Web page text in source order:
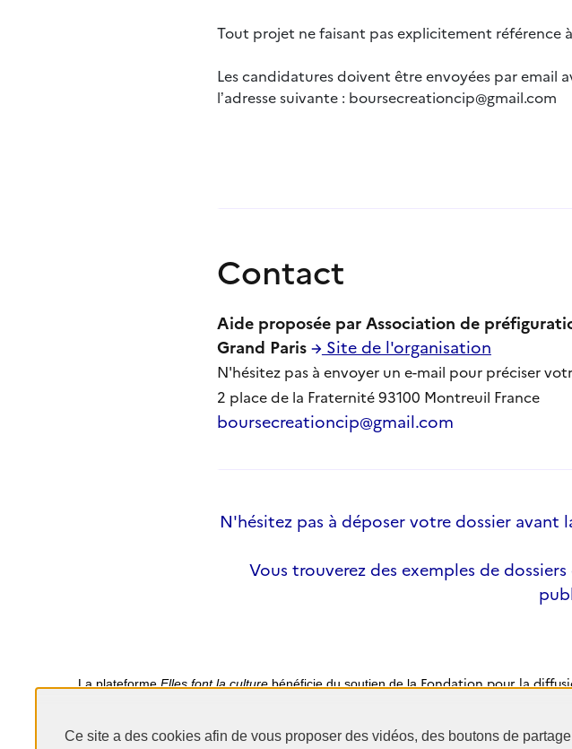
Tout projet ne faisant pas explicitement référence
Les candidatures doivent être envoyées par email
l’adresse suivante : boursecreationcip@gmail.com
Contact
Aide proposée par Association de
Grand Paris
Site de l'organisation
N'hésitez pas à envoyer un e-mail pour préciser
2 place de la Fraternité 93100 Montreuil France
boursecreationcip@gmail.com
N'hésitez pas à déposer votre dossier
Vous trouverez des exemples de
La plateformeElles font la culturebénéficie du soutien de laFondation pour la
Ce site a des cookies afin de vous proposer des vidéos, des boutons de